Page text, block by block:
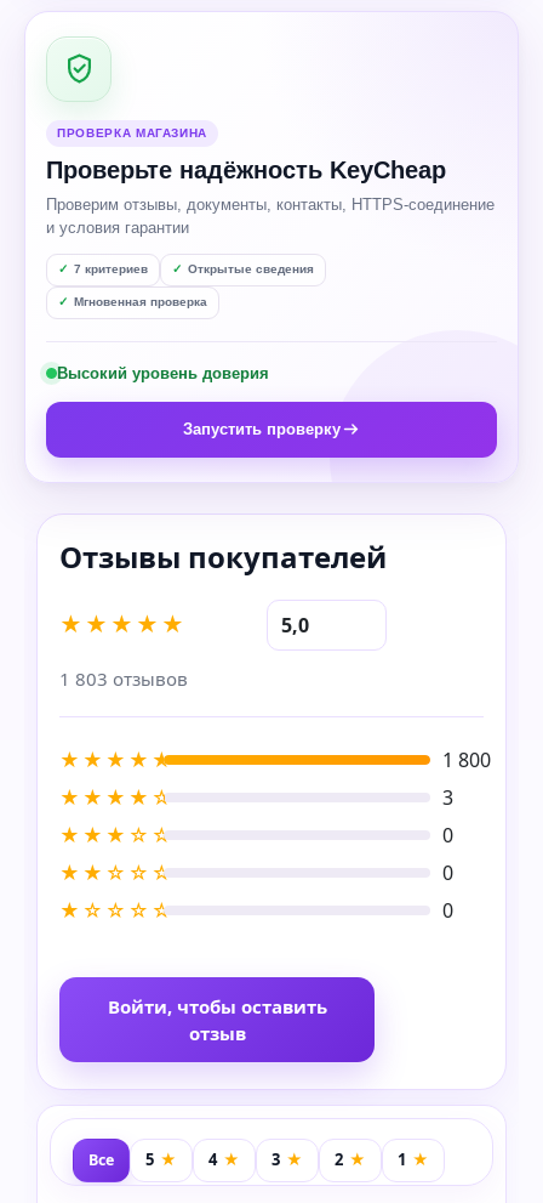
ПРОВЕРКА МАГАЗИНА
Проверьте надёжность KeyCheap
Проверим отзывы, документы, контакты, HTTPS-соединение
и условия гарантии
7 критериев Открытые сведения
Мгновенная проверка
Высокий уровень доверия
Запустить проверку
★★★★★ 5,0
1 803 отзывов
★★★★★
1 800
★★★★☆
3
★★★☆☆
0
★★☆☆☆
0
★☆☆☆☆
0
Войти, чтобы оставить
отзыв
Все